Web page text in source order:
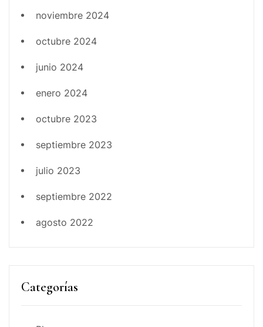
noviembre 2024
octubre 2024
junio 2024
enero 2024
octubre 2023
septiembre 2023
julio 2023
septiembre 2022
agosto 2022
Categorías